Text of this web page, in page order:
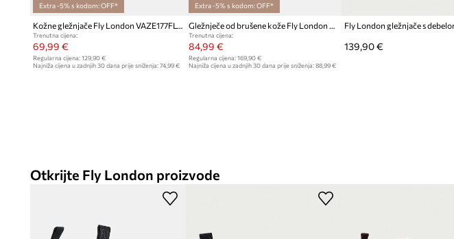
Extra -5% s kodom: OFF*
Trenutna cijena:
69,99 €
Regularna cijena: 129,90 €
Najniža cijena u zadnjih 30 dana prije sniženja: 74,99 €
Extra -5% s kodom: OFF*
Trenutna cijena:
84,99 €
Regularna cijena:169,90 €
Najniža cijena u zadnjih 30 dana prije sniženja:88,99 €
139,90 €
Otkrijte Fly London proizvode